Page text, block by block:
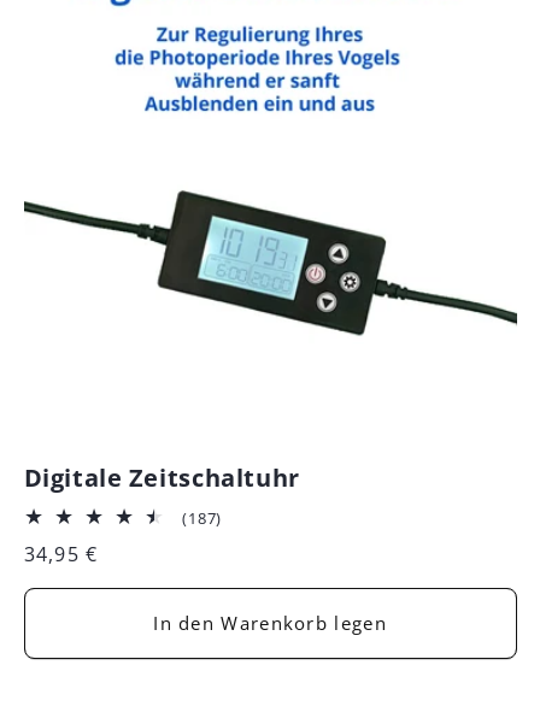
Digitale Zeitschaltuhr
(187)
Normaler
34,95 €
In den Warenkorb legen